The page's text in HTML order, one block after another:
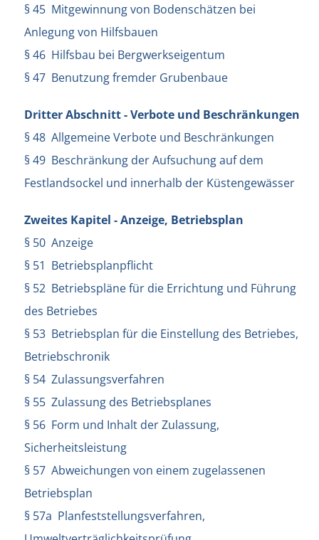
§ 45 Mitgewinnung von Bodenschätzen bei
Anlegung von Hilfsbauen
§ 46 Hilfsbau bei Bergwerkseigentum
§ 47 Benutzung fremder Grubenbaue
Dritter Abschnitt - Verbote und Beschränkungen
§ 48 Allgemeine Verbote und Beschränkungen
§ 49 Beschränkung der Aufsuchung auf dem
Festlandsockel und innerhalb der Küstengewässer
Zweites Kapitel - Anzeige, Betriebsplan
§ 50 Anzeige
§ 51 Betriebsplanpflicht
§ 52 Betriebspläne für die Errichtung und Führung
des Betriebes
§ 53 Betriebsplan für die Einstellung des Betriebes,
Betriebschronik
§ 54 Zulassungsverfahren
§ 55 Zulassung des Betriebsplanes
§ 56 Form und Inhalt der Zulassung,
Sicherheitsleistung
§ 57 Abweichungen von einem zugelassenen
Betriebsplan
§ 57a Planfeststellungsverfahren,